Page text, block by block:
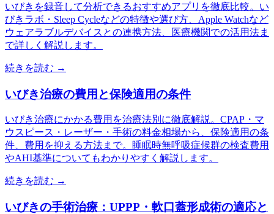
いびきを録音して分析できるおすすめアプリを徹底比較。い
びきラボ・Sleep Cycleなどの特徴や選び方、Apple Watchなど
ウェアラブルデバイスとの連携方法、医療機関での活用法ま
で詳しく解説します。
続きを読む →
いびき治療の費用と保険適用の条件
いびき治療にかかる費用を治療法別に徹底解説。CPAP・マ
ウスピース・レーザー・手術の料金相場から、保険適用の条
件、費用を抑える方法まで。睡眠時無呼吸症候群の検査費用
やAHI基準についてもわかりやすく解説します。
続きを読む →
いびきの手術治療：UPPP・軟口蓋形成術の適応と